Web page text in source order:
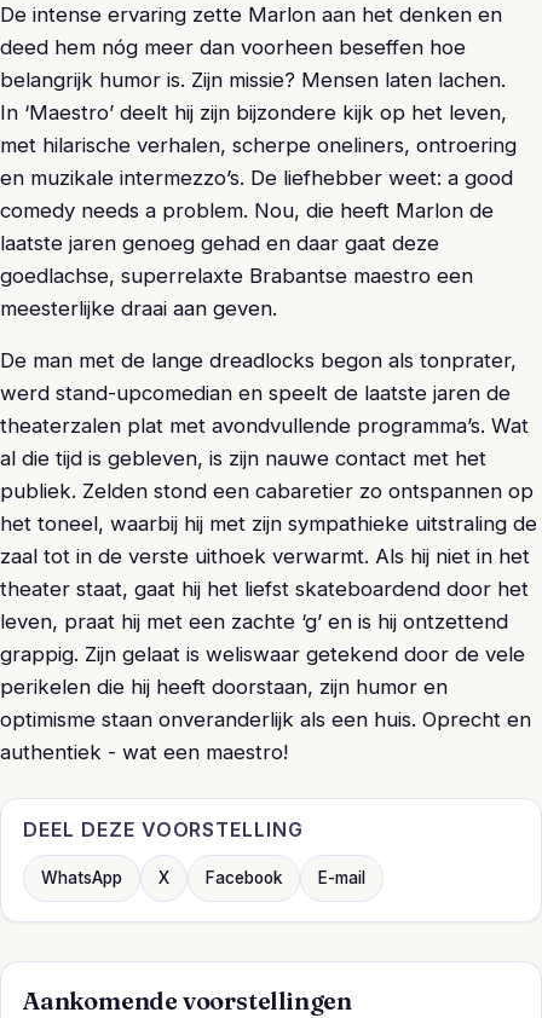
De intense ervaring zette Marlon aan het denken en
deed hem nóg meer dan voorheen beseffen hoe
belangrijk humor is. Zijn missie? Mensen laten lachen.
In ‘Maestro’ deelt hij zijn bijzondere kijk op het leven,
met hilarische verhalen, scherpe oneliners, ontroering
en muzikale intermezzo’s. De liefhebber weet: a good
comedy needs a problem. Nou, die heeft Marlon de
laatste jaren genoeg gehad en daar gaat deze
goedlachse, superrelaxte Brabantse maestro een
meesterlijke draai aan geven.
De man met de lange dreadlocks begon als tonprater,
werd stand-upcomedian en speelt de laatste jaren de
theaterzalen plat met avondvullende programma’s. Wat
al die tijd is gebleven, is zijn nauwe contact met het
publiek. Zelden stond een cabaretier zo ontspannen op
het toneel, waarbij hij met zijn sympathieke uitstraling de
zaal tot in de verste uithoek verwarmt. Als hij niet in het
theater staat, gaat hij het liefst skateboardend door het
leven, praat hij met een zachte ‘g’ en is hij ontzettend
grappig. Zijn gelaat is weliswaar getekend door de vele
perikelen die hij heeft doorstaan, zijn humor en
optimisme staan onveranderlijk als een huis. Oprecht en
authentiek - wat een maestro!
DEEL DEZE VOORSTELLING
WhatsApp X Facebook E-mail
Aankomende voorstellingen